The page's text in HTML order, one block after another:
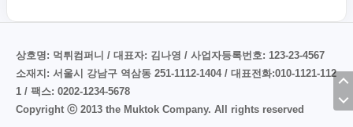
상호명: 먹튀컴퍼니 / 대표자: 김나영 / 사업자등록번호: 123-23-4567
소재지: 서울시 강남구 역삼동 251-1112-1404 / 대표전화:010-1121-112
1 / 팩스: 0202-1234-5678
Copyright ⓒ 2013 the Muktok Company. All rights reserved